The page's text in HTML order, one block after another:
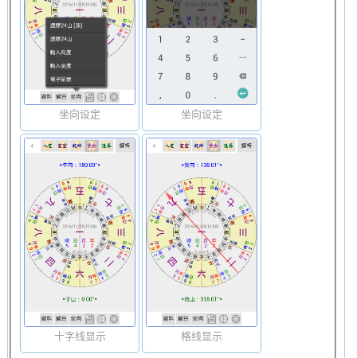
坐向设定 坐向设定
十字线显示 格线显示